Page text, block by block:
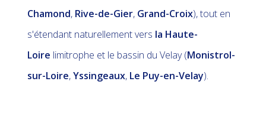
Chamond, Rive-de-Gier, Grand-Croix), tout en
s'étendant naturellement vers la Haute-
Loire limitrophe et le bassin du Velay (Monistrol-
sur-Loire, Yssingeaux, Le Puy-en-Velay).